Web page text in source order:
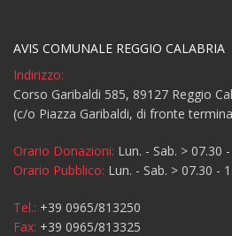
AVIS COMUNALE REGGIO CALABRIA
Indirizzo:
Corso Garibaldi 585, 89127 Reggio
(c/o Piazza Garibaldi, di fronte
Orario Donazioni: Lun. - Sab. > 07.30
Orario Pubblico: Lun. - Sab. > 07.30 -
Tel.: +39 0965/813250
Fax: +39 0965/813325